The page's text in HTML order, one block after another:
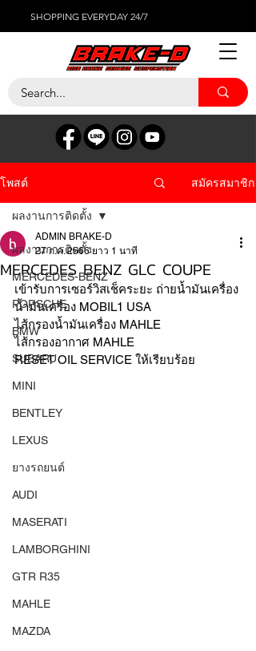
SHOPPING EVERYDAY 24/7
โพสต์ สมัครสมาชิก
ผลงานการติดตั้ง
MERCEDES-BENZ
PORSCHE
BMW
SUBARU
MINI
BENTLEY
LEXUS
ยางรถยนต์
AUDI
MASERATI
LAMBORGHINI
GTR R35
MAHLE
MAZDA
ผลงานการติดตั้ง
MERCEDES BENZ GLC COUPE
ADMIN BRAKE-D
27 ก.ค. 2566 ยาว 1 นาที
เข้ารับการเซอร์วิสเช็คระยะ ถ่ายน้ำมันเครื่อง
น้ำมันเครื่อง MOBIL1 USA
ไส้กรองน้ำมันเครื่อง MAHLE
ไส้กรองอากาศ MAHLE
RESET OIL SERVICE ให้เรียบร้อย